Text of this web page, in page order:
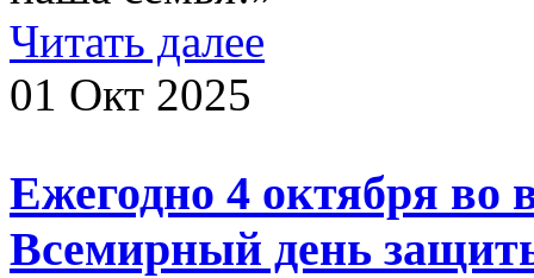
Читать далее
01 Окт 2025
Ежегодно 4 октября во
Всемирный день